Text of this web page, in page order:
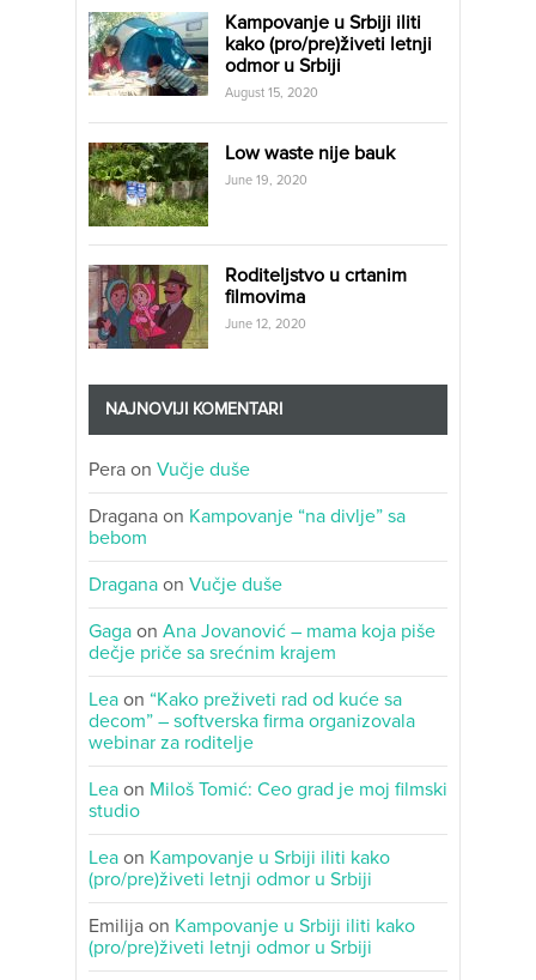
Kampovanje u Srbiji iliti
kako (pro/pre)živeti letnji
odmor u Srbiji
August 15, 2020
Low waste nije bauk
June 19, 2020
Roditeljstvo u crtanim
filmovima
June 12, 2020
NAJNOVIJI KOMENTARI
Pera on Vučje duše
Dragana on Kampovanje “na divlje” sa
bebom
Dragana on Vučje duše
Gaga on Ana Jovanović – mama koja piše
dečje priče sa srećnim krajem
Lea on “Kako preživeti rad od kuće sa
decom” – softverska firma organizovala
webinar za roditelje
Lea on Miloš Tomić: Ceo grad je moj filmski
studio
Lea on Kampovanje u Srbiji iliti kako
(pro/pre)živeti letnji odmor u Srbiji
Emilija on Kampovanje u Srbiji iliti kako
(pro/pre)živeti letnji odmor u Srbiji